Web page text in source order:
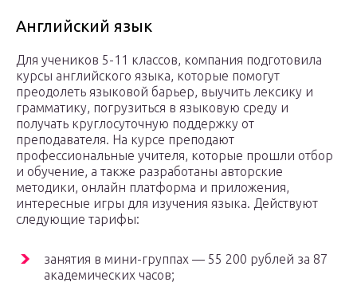
Английский язык
Для учеников 5-11 классов, компания подготовила
курсы английского языка, которые помогут
преодолеть языковой барьер, выучить лексику и
грамматику, погрузиться в языковую среду и
получать круглосуточную поддержку от
преподавателя. На курсе преподают
профессиональные учителя, которые прошли отбор
и обучение, а также разработаны авторские
методики, онлайн платформа и приложения,
интересные игры для изучения языка. Действуют
следующие тарифы:
занятия в мини-группах — 55 200 рублей за 87
академических часов;